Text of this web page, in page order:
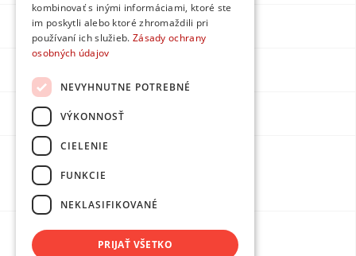
Instagram
Youtube
DPMarketing
Schutz personenbezogener Daten
kombinovať s inými informáciami, ktoré ste
im poskytli alebo ktoré zhromaždili pri
používaní ich služieb. Zásady ochrany
osobných údajov
NEVYHNUTNE POTREBNÉ
VÝKONNOSŤ
CIELENIE
FUNKCIE
NEKLASIFIKOVANÉ
PRIJAŤ VŠETKO